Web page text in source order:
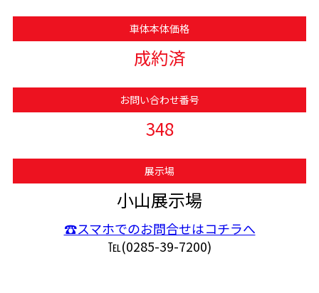
車体本体価格
成約済
お問い合わせ番号
348
展示場
小山展示場
☎スマホでのお問合せはコチラへ
℡(0285-39-7200)